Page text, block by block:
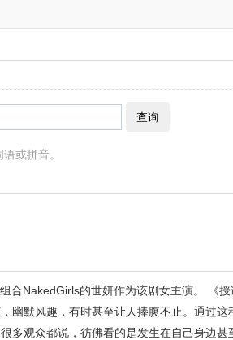
查询
或拼音。
合NakedGirls的世妍作为该剧女主演。 《
幽默风趣，有时甚至让人捧腹不止。通过
多观众都说，彷佛看的是发生在自己身边